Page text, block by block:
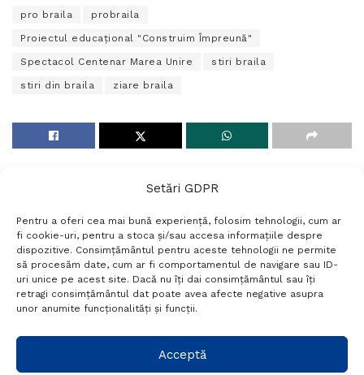
Setări GDPR
Pentru a oferi cea mai bună experiență, folosim tehnologii, cum ar
fi cookie-uri, pentru a stoca și/sau accesa informațiile despre
dispozitive. Consimțământul pentru aceste tehnologii ne permite
să procesăm date, cum ar fi comportamentul de navigare sau ID-
uri unice pe acest site. Dacă nu îți dai consimțământul sau îți
retragi consimțământul dat poate avea afecte negative asupra
unor anumite funcționalități și funcții.
Acceptă
pro braila probraila
Proiectul educațional "Construim Împreună"
Spectacol Centenar Marea Unire stiri braila
stiri din braila ziare braila
Termeni si conditii
Politică de confidențialitate
Politica cookies
Setări GDPR
+40 788 760 194